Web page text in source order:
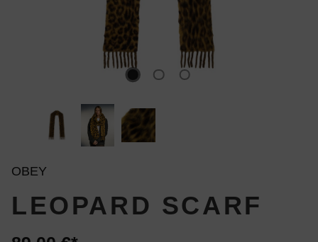
OBEY
LEOPARD SCARF